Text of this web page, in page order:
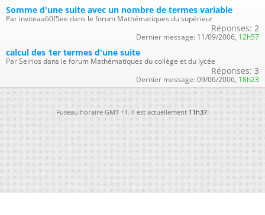
Somme d'une suite avec un nombre de termes variable
Par inviteaa60f5ee dans le forum Mathématiques du supérieur
Réponses: 2
Dernier message: 11/09/2006, 12h57
calcul des 1er termes d'une suite
Par Seirios dans le forum Mathématiques du collège et du lycée
Réponses: 3
Dernier message: 09/06/2006, 18h23
Fuseau horaire GMT +1. Il est actuellement11h37.